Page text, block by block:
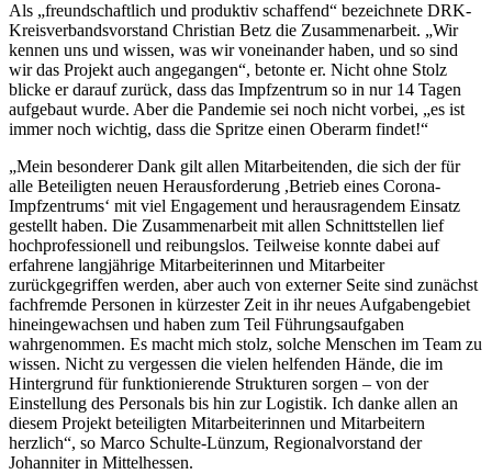
Als „freundschaftlich und produktiv schaffend“ bezeichnete DRK-
Kreisverbandsvorstand Christian Betz die Zusammenarbeit. „Wir
kennen uns und wissen, was wir voneinander haben, und so sind
wir das Projekt auch angegangen“, betonte er. Nicht ohne Stolz
blicke er darauf zurück, dass das Impfzentrum so in nur 14 Tagen
aufgebaut wurde. Aber die Pandemie sei noch nicht vorbei, „es ist
immer noch wichtig, dass die Spritze einen Oberarm findet!“
„Mein besonderer Dank gilt allen Mitarbeitenden, die sich der für
alle Beteiligten neuen Herausforderung ,Betrieb eines Corona-
Impfzentrums‘ mit viel Engagement und herausragendem Einsatz
gestellt haben. Die Zusammenarbeit mit allen Schnittstellen lief
hochprofessionell und reibungslos. Teilweise konnte dabei auf
erfahrene langjährige Mitarbeiterinnen und Mitarbeiter
zurückgegriffen werden, aber auch von externer Seite sind zunächst
fachfremde Personen in kürzester Zeit in ihr neues Aufgabengebiet
hineingewachsen und haben zum Teil Führungsaufgaben
wahrgenommen. Es macht mich stolz, solche Menschen im Team zu
wissen. Nicht zu vergessen die vielen helfenden Hände, die im
Hintergrund für funktionierende Strukturen sorgen – von der
Einstellung des Personals bis hin zur Logistik. Ich danke allen an
diesem Projekt beteiligten Mitarbeiterinnen und Mitarbeitern
herzlich“, so Marco Schulte-Lünzum, Regionalvorstand der
Johanniter in Mittelhessen.